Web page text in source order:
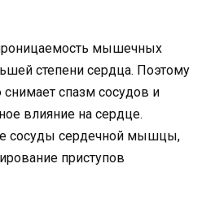
мышечных
степени сердца. Поэтому
снимает спазм сосудов и
влияние на сердце.
сосуды сердечной мышцы,
приступов